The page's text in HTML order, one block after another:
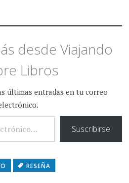
desde Viajando
Libros
últimas entradas en tu correo
Suscribirse
RESEÑA